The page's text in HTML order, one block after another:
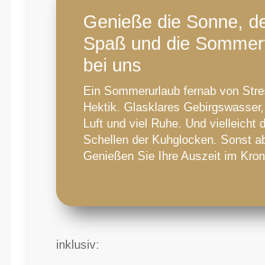
Genieße die Sonne,
Spaß und die
bei uns
Ein Sommerurlaub fernab von
Hektik. Glasklares
Luft und viel Ruhe. Und vielleicht
Schellen der Kuhglocken. Sonst
Genießen Sie Ihre Auszeit im
inklusiv: